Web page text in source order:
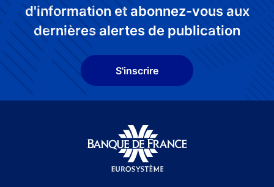
d'information et abonnez-vous aux
dernières alertes de publication
S'inscrire